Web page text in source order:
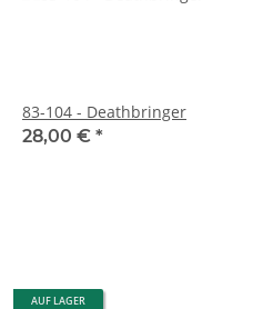
83-104 - Deathbringer
28,00 € *
AUF LAGER